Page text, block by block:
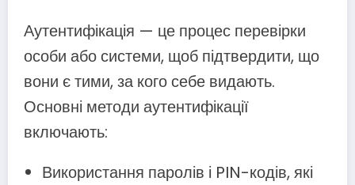
Аутентифікація — це процес перевірки
особи або системи, щоб підтвердити, що
вони є тими, за кого себе видають.
Основні методи аутентифікації
включають:
Використання паролів і PIN-кодів, які